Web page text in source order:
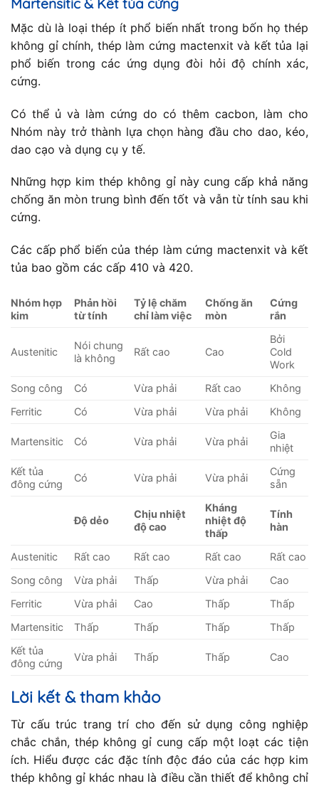
Martensitic & Kết tủa cứng
Mặc dù là loại thép ít phổ biến nhất trong bốn họ thép
không gỉ chính, thép làm cứng mactenxit và kết tủa lại
phổ biến trong các ứng dụng đòi hỏi độ chính xác,
cứng.
Có thể ủ và làm cứng do có thêm cacbon, làm cho
Nhóm này trở thành lựa chọn hàng đầu cho dao, kéo,
dao cạo và dụng cụ y tế.
Những hợp kim thép không gỉ này cung cấp khả năng
chống ăn mòn trung bình đến tốt và vẫn từ tính sau khi
cứng.
Các cấp phổ biến của thép làm cứng mactenxit và kết
tủa bao gồm các cấp 410 và 420.
Nhóm hợp
kim
Phản hồi
từ tính
Tỷ lệ chăm
chỉ làm việc
Chống ăn
mòn
Cứng
rắn
Austenitic
Nói chung
là không
Rất cao Cao
Bởi
Cold
Work
Song công
Có Vừa phải Rất cao
Không
Ferritic
Có Vừa phải Vừa phải Không
Martensitic Có Vừa phải Vừa phải
Gia
nhiệt
Kết tủa
đông cứng
Có Vừa phải Vừa phải
Cứng
sẵn
Độ dẻo
Chịu nhiệt
độ cao
Kháng
nhiệt độ
thấp
Tính
hàn
Austenitic Rất cao Rất cao Rất cao
Rất cao
Song công
Vừa phải Thấp Vừa phải
Cao
Ferritic
Vừa phải Cao Thấp
Thấp
Martensitic
Thấp Thấp Thấp
Thấp
Kết tủa
đông cứng
Vừa phải Thấp Thấp Cao
Lời kết & tham khảo
Từ cấu trúc trang trí cho đến sử dụng công nghiệp
chắc chắn, thép không gỉ cung cấp một loạt các tiện
ích. Hiểu được các đặc tính độc đáo của các hợp kim
thép không gỉ khác nhau là điều cần thiết để không chỉ